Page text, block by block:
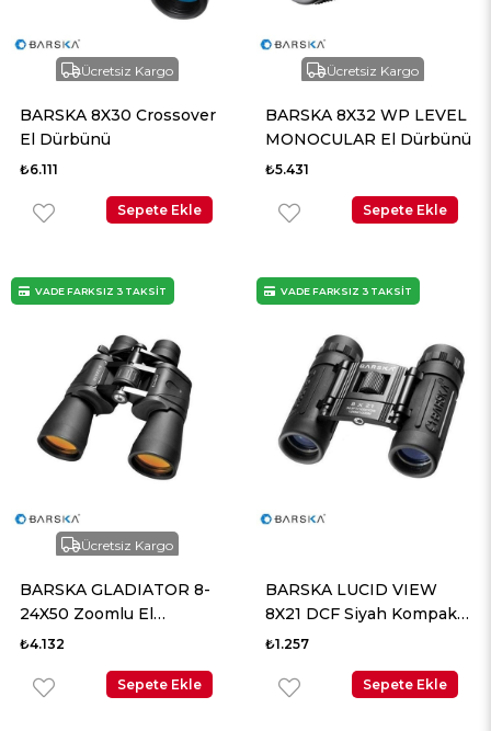
Ücretsiz Kargo
BARSKA 8X30 Crossover
El Dürbünü
₺6.111
Sepete Ekle
Ücretsiz Kargo
BARSKA 8X32 WP LEVEL
MONOCULAR El Dürbünü
₺5.431
Sepete Ekle
Ücretsiz Kargo
BARSKA GLADIATOR 8-
24X50 Zoomlu El
Dürbünü
₺4.132
Sepete Ekle
VADE FARKSIZ 3 TAKSİT
BARSKA LUCID VIEW
8X21 DCF Siyah Kompakt
El Dürbün
₺1.257
Sepete Ekle
VADE FARKSIZ 3 TAKSİT